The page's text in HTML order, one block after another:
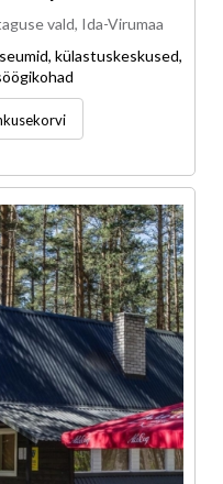
vald, Ida-Virumaa
külastuskeskused,